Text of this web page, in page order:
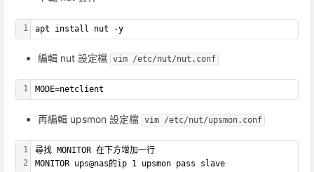
1 apt install nut -y
編輯 nut 設定檔 vim /etc/nut/nut.conf
1 MODE=netclient
再編輯 upsmon 設定檔 vim /etc/nut/upsmon.conf
1
2
尋找 MONITOR 在下方增加一行
MONITOR ups@nas的ip 1 upsmon pass slave